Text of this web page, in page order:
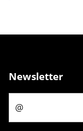
Newsletter